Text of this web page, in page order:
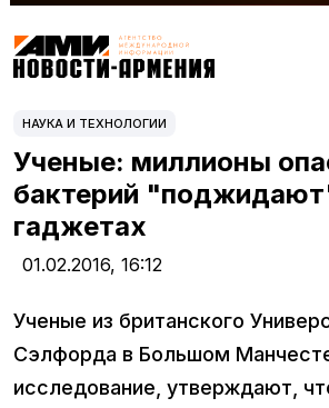
НАУКА И ТЕХНОЛОГИИ
Ученые: миллионы
бактерий
гаджетах
01.02.2016, 16:12
Ученые из британского
Сэлфорда в Большом
исследование, утверждают,